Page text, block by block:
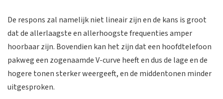
De respons zal namelijk niet lineair zijn en de kans is groot
dat de allerlaagste en allerhoogste frequenties amper
hoorbaar zijn. Bovendien kan het zijn dat een hoofdtelefoon
pakweg een zogenaamde V-curve heeft en dus de lage en de
hogere tonen sterker weergeeft, en de middentonen minder
uitgesproken.